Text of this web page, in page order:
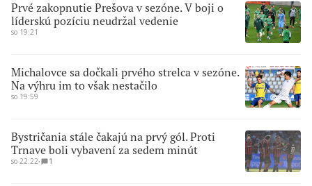
Prvé zakopnutie Prešova v sezóne. V boji o
líderskú pozíciu neudržal vedenie
so 19:21
Michalovce sa dočkali prvého strelca v sezóne.
Na výhru im to však nestačilo
so 19:59
Bystričania stále čakajú na prvý gól. Proti
Trnave boli vybavení za sedem minút
so 22:22∙ 1